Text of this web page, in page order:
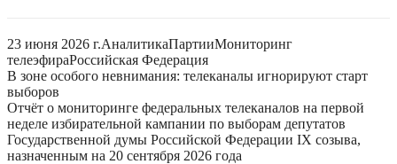
23 июня 2026 г.АналитикаПартииМониторинг
телеэфираРоссийская Федерация
В зоне особого невнимания: телеканалы игнорируют старт
выборов
Отчёт о мониторинге федеральных телеканалов на первой
неделе избирательной кампании по выборам депутатов
Государственной думы Российской Федерации IX созыва,
назначенным на 20 сентября 2026 года